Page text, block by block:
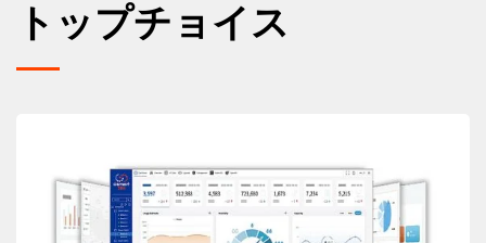
トップチョイス